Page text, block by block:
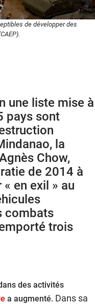
de développer des
une liste mise à
pays sont
la
Chow,
de 2014 à
en exil » au
combats
trois
des activités
a augmenté.Dans sa